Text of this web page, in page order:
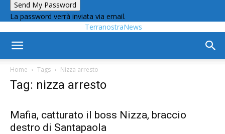
La password verrà inviata via email.
TerranostraNews
Home Tags Nizza arresto
Tag: nizza arresto
Mafia, catturato il boss Nizza, braccio
destro di Santapaola